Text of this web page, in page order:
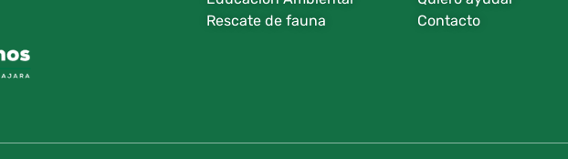
Rescate de fauna​
Contacto